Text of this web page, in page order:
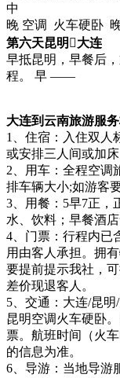
中
晚 空调 火车硬卧
第六天昆明大连
早抵昆明，早餐后
程。 早 ——
大连到云南旅游服务
1、住宿：入住双人
或安排三人间或加床
2、用车：全程空调
排车辆大小;如游客
3、用餐：5早7正，
水、饮料；早餐酒
4、门票：行程内已
用由客人承担。拥
要提前提示我社，
差价现退客人。
5、交通：大连/昆
昆明空调火车硬卧
票。航班时间（火
的信息为准。
6、导游：当地导游